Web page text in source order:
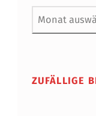
Archiv
ZUFÄLLIGE